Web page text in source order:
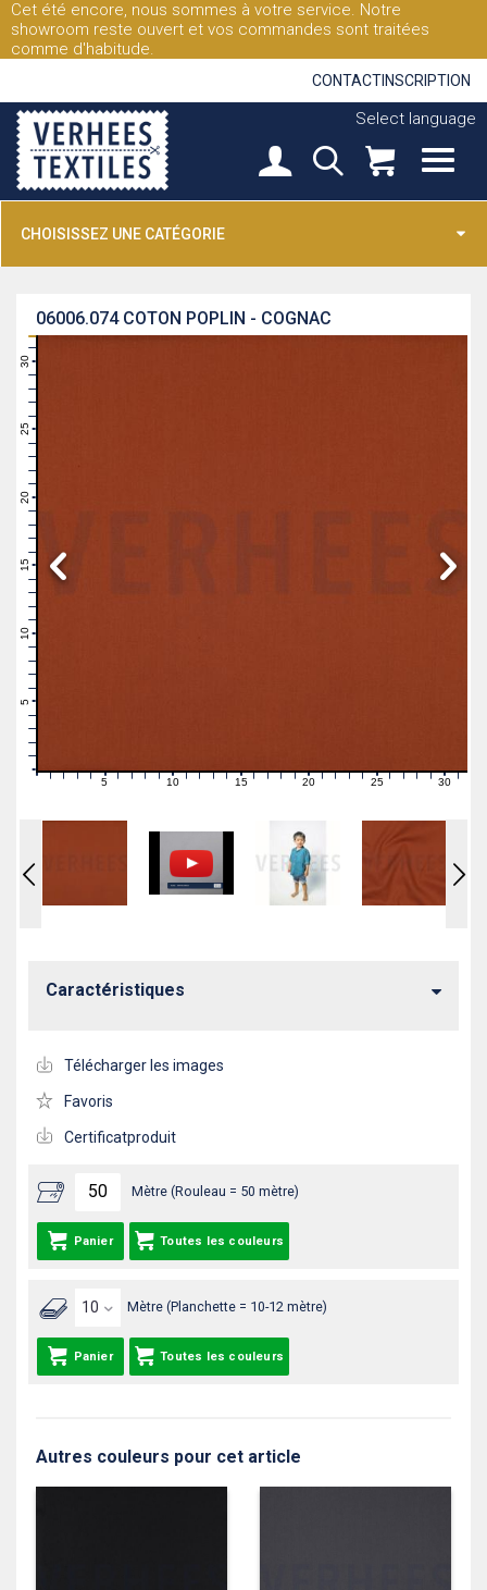
Cet été encore, nous sommes à votre service. Notre
showroom reste ouvert et vos commandes sont traitées
comme d'habitude.
CONTACT INSCRIPTION
Select language
CHOISISSEZ UNE CATÉGORIE
COTON POPLIN - COGNAC
06006.074
11
16
21
26
1 2 3 4 6 7 89 11121314 16171819 21222324 26272829 31
Mètre (Rouleau = 50 mètre)
Panier Toutes les couleurs
Mètre (Planchette = 10-12 mètre)
Panier Toutes les couleurs
Caractéristiques
Télécharger les images
Favoris
Certificatproduit
Autres couleurs pour cet article